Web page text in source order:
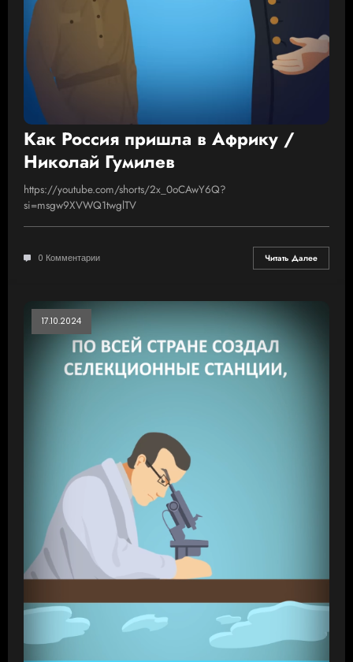
Как Россия пришла в Африку /
Николай Гумилев
https://youtube.com/shorts/2x_0oCAwY6Q?
si=msgw9XVWQ1twglTV
0 Комментарии Читать Далее
17.10.2024